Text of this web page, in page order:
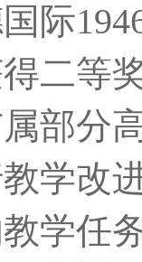
际
二等
部分
学改
学任